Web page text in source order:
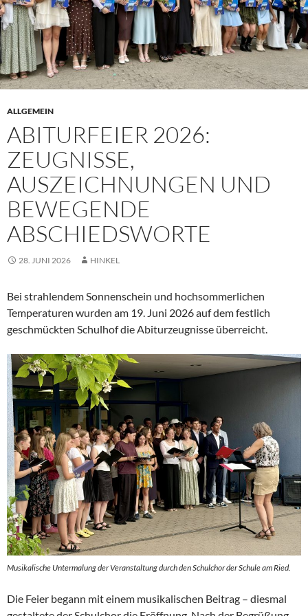
ALLGEMEIN
ABITURFEIER 2026:
ZEUGNISSE,
AUSZEICHNUNGEN UND
BEWEGENDE
ABSCHIEDSWORTE
28. JUNI 2026 HINKEL
Bei strahlendem Sonnenschein und hochsommerlichen
Temperaturen wurden am 19. Juni 2026 auf dem festlich
geschmückten Schulhof die Abiturzeugnisse überreicht.
Musikalische Untermalung der Veranstaltung durch den Schulchor der Schule am Ried.
Die Feier begann mit einem musikalischen Beitrag – diesmal